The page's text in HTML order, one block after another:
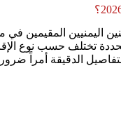
اليمنيين المقيمين
الدقيقة أمراً